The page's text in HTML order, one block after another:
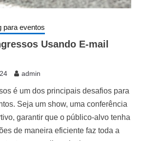
para eventos
Usando E-mail
admin
é um dos principais desafios para
Seja um show, uma conferência
garantir que o público-alvo tenha
de maneira eficiente faz toda a